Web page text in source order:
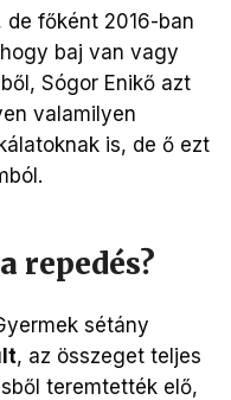
de főként 2016-ban
baj van vagy
Sógor Enikő azt
valamilyen
is, de ő ezt
repedés?
sétány
, az összeget teljes
teremtették elő,